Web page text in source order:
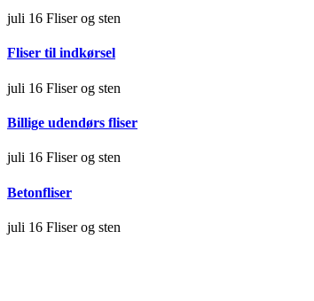
juli 16 Fliser og sten
Fliser til indkørsel
juli 16 Fliser og sten
Billige udendørs fliser
juli 16 Fliser og sten
Betonfliser
juli 16 Fliser og sten